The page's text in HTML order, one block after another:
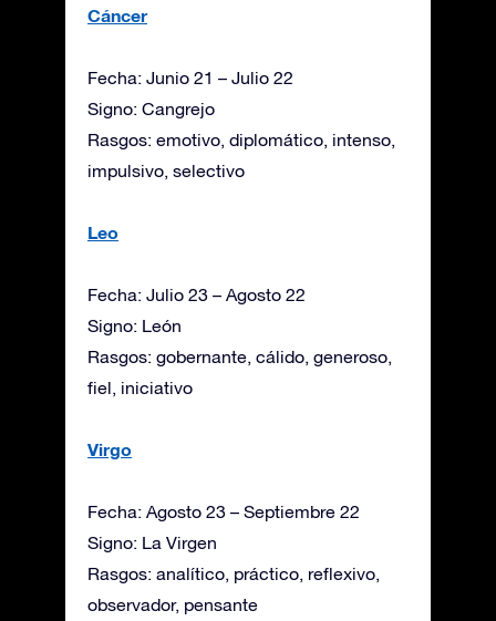
Cáncer
Fecha: Junio 21 – Julio 22
Signo: Cangrejo
Rasgos: emotivo, diplomático, intenso,
impulsivo, selectivo
Leo
Fecha: Julio 23 – Agosto 22
Signo: León
Rasgos: gobernante, cálido, generoso,
fiel, iniciativo
Virgo
Fecha: Agosto 23 – Septiembre 22
Signo: La Virgen
Rasgos: analítico, práctico, reflexivo,
observador, pensante